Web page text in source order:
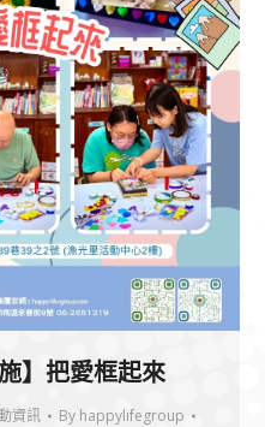
】把愛框起來
資訊 By happylifegroup